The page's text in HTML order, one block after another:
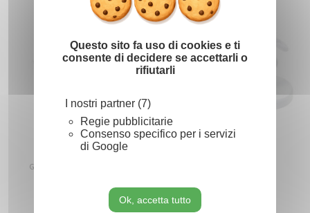
Questo sito fa uso di cookies e ti
consente di decidere se accettarli o
rifiutarli
I nostri partner (7)
Regie pubblicitarie
Consenso specifico per i servizi
di Google
Ok, accetta tutto
Out of stock
Gancio magnetico + adesivo buffer
Non disponibile